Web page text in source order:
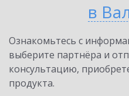
в
Ознакомьтесь с
выберите партнёра и
консультацию,
продукта.